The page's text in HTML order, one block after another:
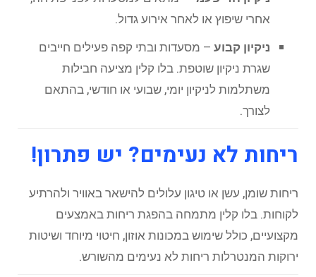
אחרי שיפוץ או לאחר אירוע גדול.
ניקיון קבוע – מסעדות ובתי קפה פעילים חייבים
שגרת ניקיון שוטפת. בלו קלין מציעה חבילות
משתלמות לניקיון יומי, שבועי או חודשי, בהתאם
לצורך.
ריחות לא נעימים? יש פתרון!
ריחות שומן, עשן או טיגון עלולים להישאר באוויר ולהרתיע
לקוחות. בלו קלין מתמחה בהפגת ריחות באמצעים
מקצועיים, כולל שימוש במכונות אוזון, חיטוי מיוחד ושיטות
ירוקות המנטרלות ריחות לא נעימים מהשורש.